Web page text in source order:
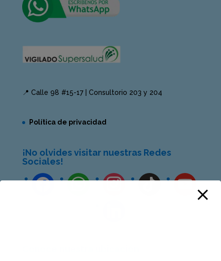
📍 Calle 98 #15-17 | Consultorio 203 y 204
Política de privacidad
¡No olvides visitar nuestras Redes
Sociales!